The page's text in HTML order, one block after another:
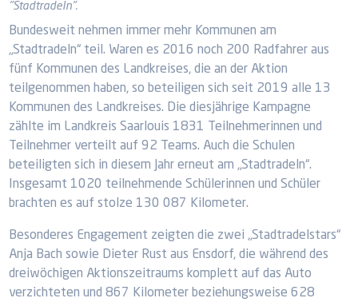
"Stadtradeln".
Bundesweit nehmen immer mehr Kommunen am
„Stadtradeln“ teil. Waren es 2016 noch 200 Radfahrer aus
fünf Kommunen des Landkreises, die an der Aktion
teilgenommen haben, so beteiligen sich seit 2019 alle 13
Kommunen des Landkreises. Die diesjährige Kampagne
zählte im Landkreis Saarlouis 1831 Teilnehmerinnen und
Teilnehmer verteilt auf 92 Teams. Auch die Schulen
beteiligten sich in diesem Jahr erneut am „Stadtradeln“.
Insgesamt 1020 teilnehmende Schülerinnen und Schüler
brachten es auf stolze 130 087 Kilometer.
Besonderes Engagement zeigten die zwei „Stadtradelstars“
Anja Bach sowie Dieter Rust aus Ensdorf, die während des
dreiwöchigen Aktionszeitraums komplett auf das Auto
verzichteten und 867 Kilometer beziehungsweise 628